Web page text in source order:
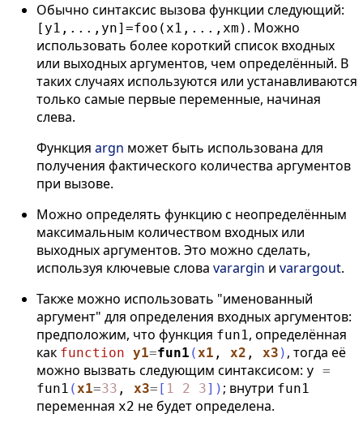
Обычно синтаксис вызова функции следующий:
[y1,...,yn]=foo(x1,...,xm) . Можно
использовать более короткий список входных
или выходных аргументов, чем определённый. В
таких случаях используются или устанавливаются
только самые первые переменные, начиная
слева.
Функция argn может быть использована для
получения фактического количества аргументов
при вызове.
Можно определять функцию с неопределённым
максимальным количеством входных или
выходных аргументов. Это можно сделать,
используя ключевые слова varargin и varargout.
Также можно использовать "именованный
аргумент" для определения входных аргументов:
предположим, что функция fun1, определённая
как function y1=fun1 (x1 , x2 , x3 ) , тогда её
можно вызвать следующим синтаксисом: y =
fun1 (x1=33 , x3= [ 1 2 3] ) ; внутри fun1
переменная x2 не будет определена.